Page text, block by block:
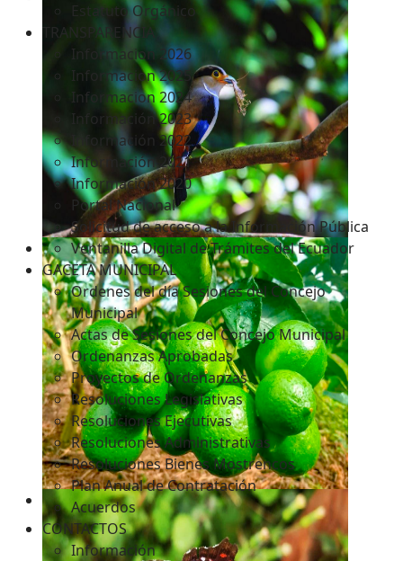
Estatuto Orgánico
TRANSPARENCIA
Informacion 2026
Informacion 2025
Informacion 2024
Información 2023
Información 2022
Información 2021
Información 2020
Portal Nacional
Solicitud de acceso a la Información Pública
Ventanilla Digital de Trámites del Ecuador
GACETA MUNICIPAL
Ordenes del día Sesiones del Concejo
Municipal
Actas de Sesiones del Concejo Municipal
Ordenanzas Aprobadas
Proyectos de Ordenanzas
Resoluciones Legislativas
Resoluciones Ejecutivas
Resoluciones Administrativas
Resoluciones Bienes Mostrencos
Plan Anual de Contratación
Acuerdos
CONTACTOS
Información